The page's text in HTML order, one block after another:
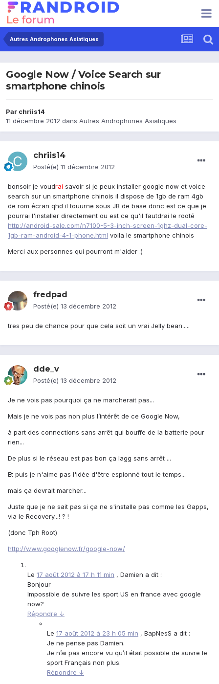
Autres Androphones Asiatiques
Google Now / Voice Search sur
smartphone chinois
Par chriis14
11 décembre 2012 dans Autres Androphones Asiatiques
chriis14
Posté(e) 11 décembre 2012
bonsoir je voudrai savoir si je peux installer google now et voice
search sur un smartphone chinois il dispose de 1gb de ram 4gb
de rom écran qhd il touurne sous JB de base donc est ce que je
pourrai l'installer directement ou est ce qu'il fautdrai le rooté
http://android-sale.com/n7100-5-3-inch-screen-1ghz-dual-core-
1gb-ram-android-4-1-phone.html voila le smartphone chinois
Merci aux personnes qui pourront m'aider :)
fredpad
Posté(e) 13 décembre 2012
tres peu de chance pour que cela soit un vrai Jelly bean.....
dde_v
Posté(e) 13 décembre 2012
Je ne vois pas pourquoi ça ne marcherait pas...
Mais je ne vois pas non plus l’intérêt de ce Google Now,
à part des connections sans arrêt qui bouffe de la batterie pour
rien...
De plus si le réseau est pas bon ça lagg sans arrêt ...
Et puis je n'aime pas l'idée d'être espionné tout le temps...
mais ça devrait marcher...
Juste que je ne sait pas si ça ne s'installe pas comme les Gapps,
via le Recovery...! ? !
(donc Tph Root)
http://www.googlenow.fr/google-now/
Le 17 août 2012 à 17 h 11 min , Damien a dit :
Bonjour
Impossible de suivre les sport US en france avec google
now?
Répondre ↓
Le 17 août 2012 à 23 h 05 min , BapNesS a dit :
Je ne pense pas Damien.
Je n’ai pas encore vu qu’il était possible de suivre le
sport Français non plus.
Répondre ↓